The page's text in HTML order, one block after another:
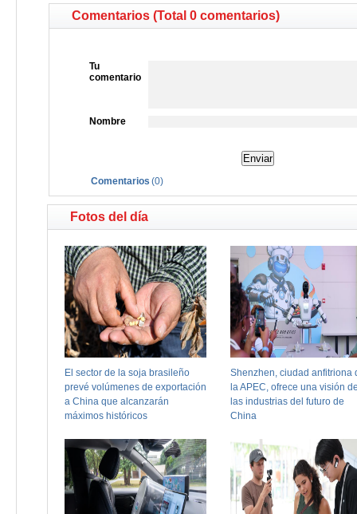
Comentarios (Total 0 comentarios)
Tu
comentario
Nombre
Comentarios (0)